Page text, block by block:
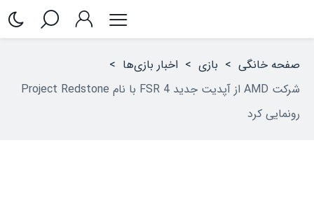
صفحه خانگی > بازی > اخبار بازی‌ها >
شرکت AMD از آپدیت جدید FSR 4 با نام Project Redstone
رونمایی کرد